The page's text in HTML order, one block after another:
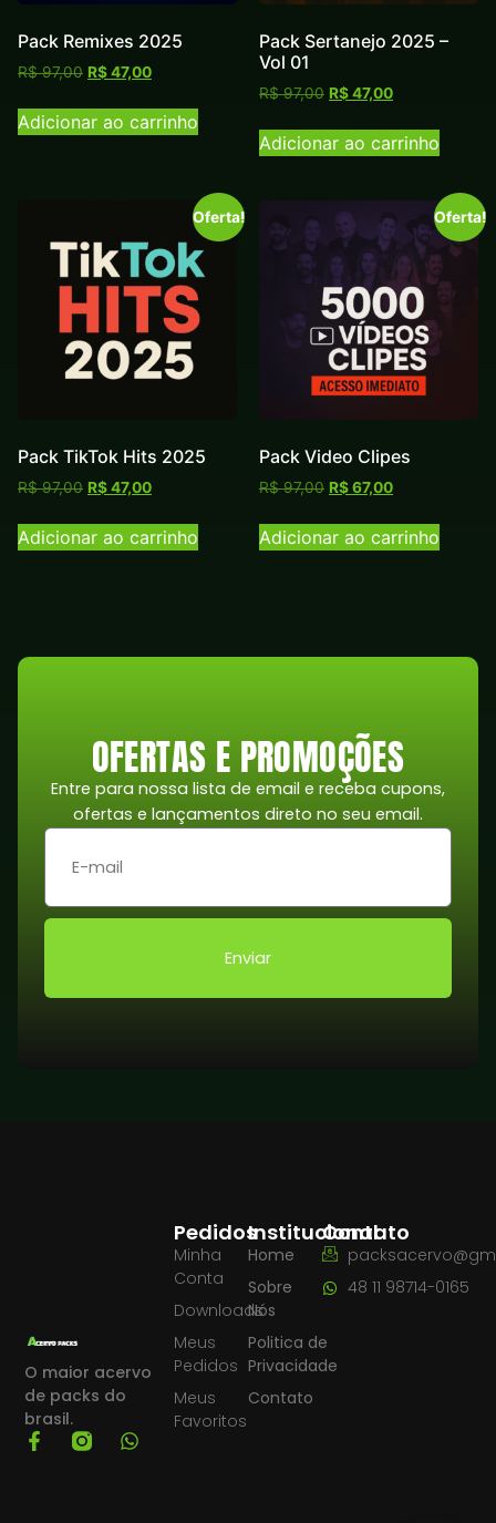
Pack Remixes 2025
R$97,00 R$47,00
Adicionar ao carrinho
Pack Sertanejo 2025 –
Vol 01
R$97,00 R$47,00
Adicionar ao carrinho
Oferta!
Pack TikTok Hits 2025
R$97,00 R$47,00
Adicionar ao carrinho
Oferta!
Pack Video Clipes
R$97,00 R$67,00
Adicionar ao carrinho
OFERTAS E PROMOÇÕES
Entre para nossa lista de email e receba cupons,
ofertas e lançamentos direto no seu email.
Enviar
O maior acervo
de packs do
brasil.
Institucional
Home
Sobre
Nós
Politica de
Privacidade
Contato
Pedidos
Minha
Conta
Downloads
Meus
Pedidos
Meus
Favoritos
Contato
48 11 98714-0165